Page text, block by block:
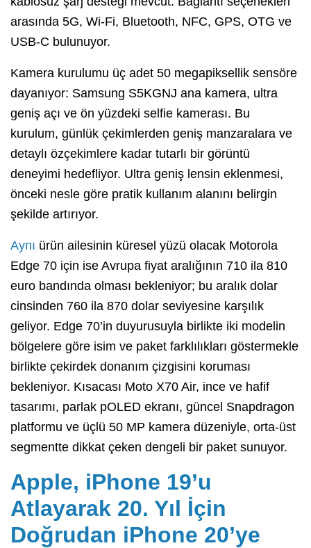
arasında 5G, Wi-Fi, Bluetooth, NFC, GPS, OTG ve
USB-C bulunuyor.
Kamera kurulumu üç adet 50 megapiksellik sensöre
dayanıyor: Samsung S5KGNJ ana kamera, ultra
geniş açı ve ön yüzdeki selfie kamerası. Bu
kurulum, günlük çekimlerden geniş manzaralara ve
detaylı özçekimlere kadar tutarlı bir görüntü
deneyimi hedefliyor. Ultra geniş lensin eklenmesi,
önceki nesle göre pratik kullanım alanını belirgin
şekilde artırıyor.
Aynı ürün ailesinin küresel yüzü olacak Motorola
Edge 70 için ise Avrupa fiyat aralığının 710 ila 810
euro bandında olması bekleniyor; bu aralık dolar
cinsinden 760 ila 870 dolar seviyesine karşılık
geliyor. Edge 70’in duyurusuyla birlikte iki modelin
bölgelere göre isim ve paket farklılıkları göstermekle
birlikte çekirdek donanım çizgisini koruması
bekleniyor. Kısacası Moto X70 Air, ince ve hafif
tasarımı, parlak pOLED ekranı, güncel Snapdragon
platformu ve üçlü 50 MP kamera düzeniyle, orta-üst
segmentte dikkat çeken dengeli bir paket sunuyor.
Apple, iPhone 19’u
Atlayarak 20. Yıl İçin
Doğrudan iPhone 20’ye